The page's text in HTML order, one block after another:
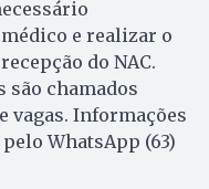
e realizar o
do NAC.
são chamados
vagas. Informações
WhatsApp (63)